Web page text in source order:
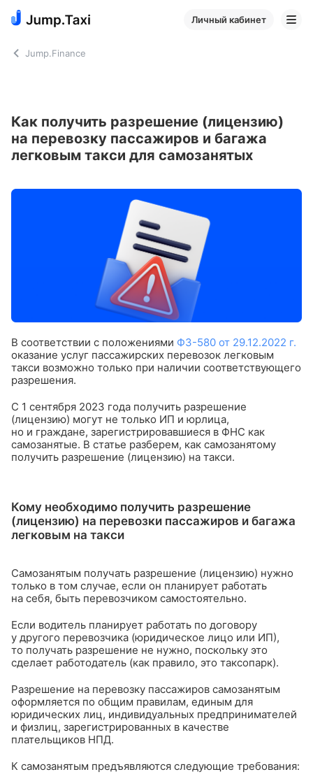
Личный кабинет
Jump.Finance
Как получить разрешение (лицензию)
на перевозку пассажиров и багажа
легковым такси для самозанятых
В соответствии с положениями ФЗ-580 от 29.12.2022 г.
оказание услуг пассажирских перевозок легковым
такси возможно только при наличии соответствующего
разрешения.
С 1 сентября 2023 года получить разрешение
(лицензию) могут не только ИП и юрлица,
но и граждане, зарегистрировавшиеся в ФНС как
самозанятые. В статье разберем, как самозанятому
получить разрешение (лицензию) на такси.
Кому необходимо получить разрешение
(лицензию) на перевозки пассажиров и багажа
легковым на такси
Самозанятым получать разрешение (лицензию) нужно
только в том случае, если он планирует работать
на себя, быть перевозчиком самостоятельно.
Если водитель планирует работать по договору
у другого перевозчика (юридическое лицо или ИП),
то получать разрешение не нужно, поскольку это
сделает работодатель (как правило, это таксопарк).
Разрешение на перевозку пассажиров самозанятым
оформляется по общим правилам, единым для
юридических лиц, индивидуальных предпринимателей
и физлиц, зарегистрированных в качестве
плательщиков НПД.
К самозанятым предъявляются следующие требования: